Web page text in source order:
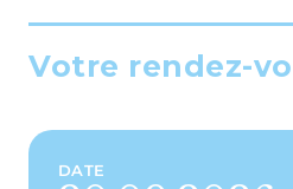
Votre rendez-
DATE